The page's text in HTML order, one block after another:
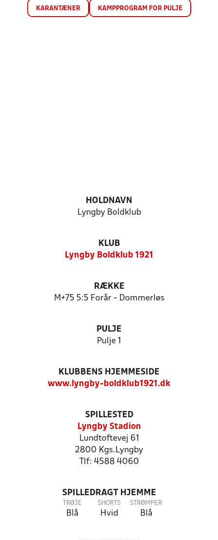
KARANTÆNER KAMPPROGRAM FOR PULJE
HOLDNAVN
Lyngby Boldklub
KLUB
Lyngby Boldklub 1921
RÆKKE
M+75 5:5 Forår - Dommerløs
PULJE
Pulje 1
KLUBBENS HJEMMESIDE
www.lyngby-boldklub1921.dk
SPILLESTED
Lyngby Stadion
Lundtoftevej 61
2800 Kgs.Lyngby
Tlf: 4588 4060
SPILLEDRAGT HJEMME
TRØJE
Blå
SHORTS
Hvid
STRØMPER
Blå